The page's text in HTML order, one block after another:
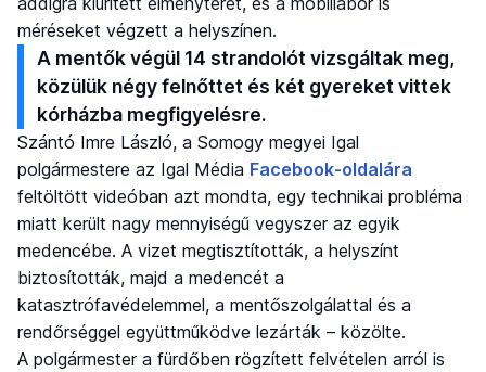
méréseket végzett a helyszínen.
A mentők végül 14 strandolót vizsgáltak meg,
közülük négy felnőttet és két gyereket vittek
kórházba megfigyelésre.
Szántó Imre László, a Somogy megyei Igal
polgármestere az Igal Média Facebook-oldalára
feltöltött videóban azt mondta, egy technikai probléma
miatt került nagy mennyiségű vegyszer az egyik
medencébe. A vizet megtisztították, a helyszínt
biztosították, majd a medencét a
katasztrófavédelemmel, a mentőszolgálattal és a
rendőrséggel együttműködve lezárták – közölte.
A polgármester a fürdőben rögzített felvételen arról is